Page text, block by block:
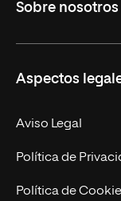
Derecho
Empresa
MBA
Marketing y
Ingeniería
Sobre nosotros
Nuestro Equipo
Contacto
Aspectos
Aviso Legal
Política de
Política de